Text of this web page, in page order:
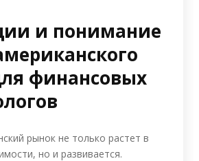
и понимание
финансовых
рынок не только растет в
но и развивается.